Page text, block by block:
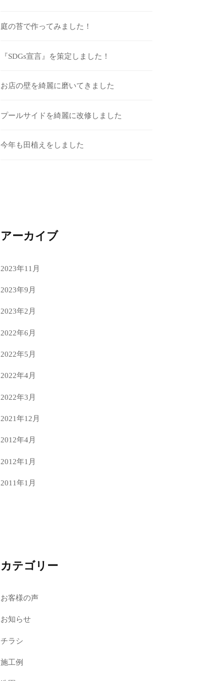
庭の苔で作ってみました！
『SDGs宣言』を策定しました！
お店の壁を綺麗に磨いてきました
プールサイドを綺麗に改修しました
今年も田植えをしました
アーカイブ
2023年11月
2023年9月
2023年2月
2022年6月
2022年5月
2022年4月
2022年3月
2021年12月
2012年4月
2012年1月
2011年1月
カテゴリー
お客様の声
お知らせ
チラシ
施工例